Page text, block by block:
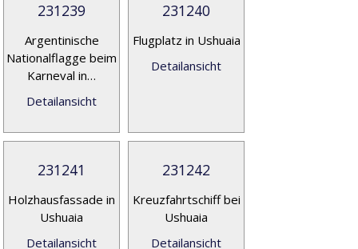
231239
Argentinische
Nationalflagge beim
Karneval in…
Detailansicht
231240
Flugplatz in Ushuaia
Detailansicht
231241
Holzhausfassade in
Ushuaia
Detailansicht
231242
Kreuzfahrtschiff bei
Ushuaia
Detailansicht